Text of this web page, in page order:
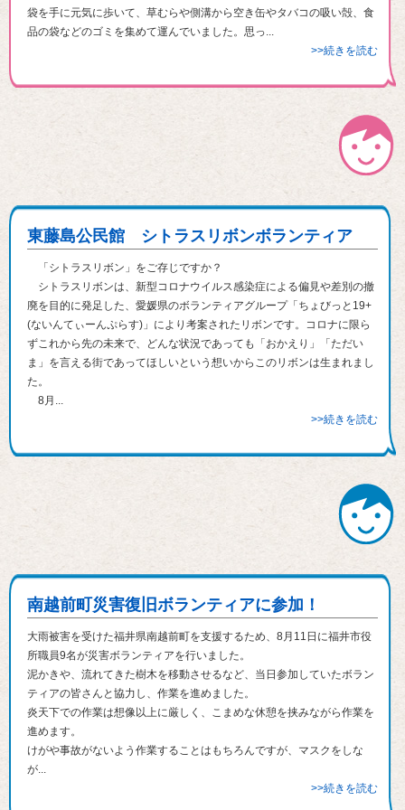
袋を手に元気に歩いて、草むらや側溝から空き缶やタバコの吸い殻、食
品の袋などのゴミを集めて運んでいました。思っ...
>>続きを読む
東藤島公民館 シトラスリボンボランティア
「シトラスリボン」をご存じですか？
シトラスリボンは、新型コロナウイルス感染症による偏見や差別の撤
廃を目的に発足した、愛媛県のボランティアグループ「ちょびっと19+
(ないんてぃーんぷらす)」により考案されたリボンです。コロナに限ら
ずこれから先の未来で、どんな状況であっても「おかえり」「ただい
ま」を言える街であってほしいという想いからこのリボンは生まれまし
た。
8月...
>>続きを読む
南越前町災害復旧ボランティアに参加！
大雨被害を受けた福井県南越前町を支援するため、8月11日に福井市役
所職員9名が災害ボランティアを行いました。
泥かきや、流れてきた樹木を移動させるなど、当日参加していたボラン
ティアの皆さんと協力し、作業を進めました。
炎天下での作業は想像以上に厳しく、こまめな休憩を挟みながら作業を
進めます。
けがや事故がないよう作業することはもちろんですが、マスクをしな
が...
>>続きを読む